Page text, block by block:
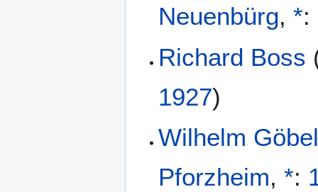
Neuenbürg,*:
Richard Boss
1927)
Wilhelm
Pforzheim,*: